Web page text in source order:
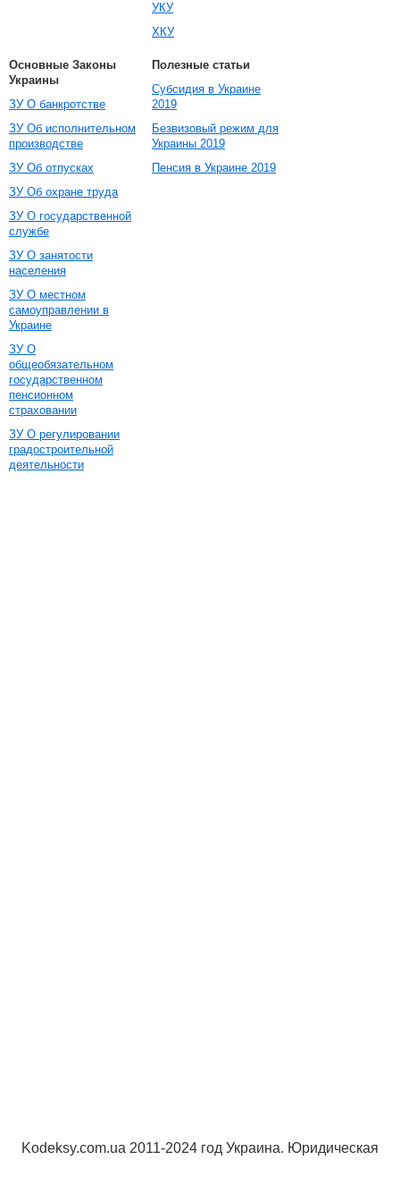
УКУ
ХКУ
Основные Законы
Украины
ЗУ О банкротстве
ЗУ Об исполнительном
производстве
ЗУ Об отпусках
ЗУ Об охране труда
ЗУ О государственной
службе
ЗУ О занятости
населения
ЗУ О местном
самоуправлении в
Украине
ЗУ О
общеобязательном
государственном
пенсионном
страховании
ЗУ О регулировании
градостроительной
деятельности
Полезные статьи
Субсидия в Украине
2019
Безвизовый режим для
Украины 2019
Пенсия в Украине 2019
Kodeksy.com.ua 2011-2024 год Украина. Юридическая